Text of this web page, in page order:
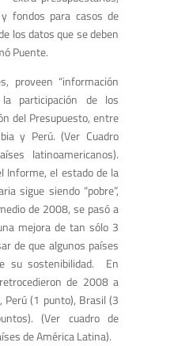
fondos para casos de
los datos que se deben
Puente.
proveen “información
participación de los
del Presupuesto, entre
y Perú. (Ver Cuadro
latinoamericanos).
Informe, el estado de la
sigue siendo “pobre”,
de 2008, se pasó a
mejora de tan sólo 3
de que algunos países
su sostenibilidad. En
de 2008 a
Perú (1 punto), Brasil (3
(Ver cuadro de
de América Latina).